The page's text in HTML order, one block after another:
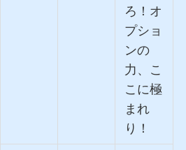
ろ！オ
プショ
ンの
力、こ
こに極
まれ
り！